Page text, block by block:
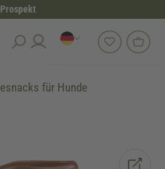
für Hunde